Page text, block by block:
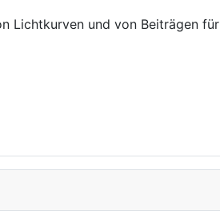
Lichtkurven und von Beiträgen für